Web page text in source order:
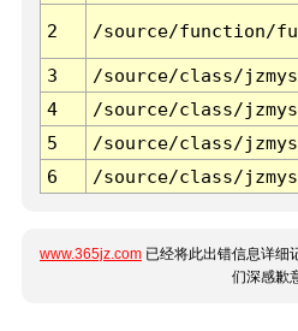
2 /source/function/
3 /source/class/
4
/source/class/
5
/source/class/
6
/source/class/
www.365jz.com 已经将此出错信息详细
们深感歉